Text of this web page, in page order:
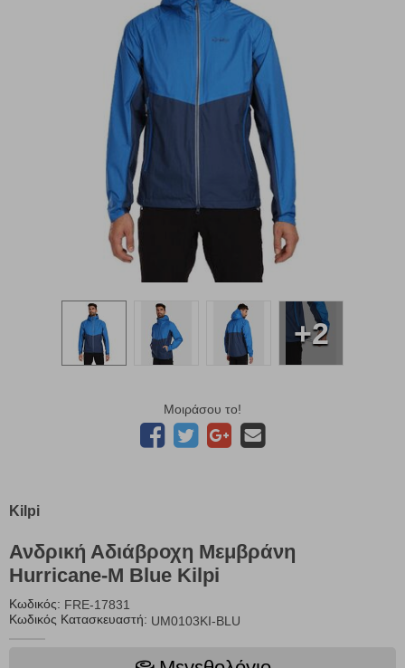
+2
Μοιράσου το!
Kilpi
Ανδρική Αδιάβροχη Μεμβράνη
Hurricane-M Blue Kilpi
Κωδικός: FRE-17831
Κωδικός Κατασκευαστή: UM0103KI-BLU